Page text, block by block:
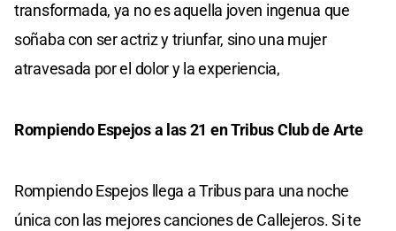
transformada, ya no es aquella joven ingenua que
soñaba con ser actriz y triunfar, sino una mujer
atravesada por el dolor y la experiencia,
Rompiendo Espejos a las 21 en Tribus Club de Arte
Rompiendo Espejos llega a Tribus para una noche
única con las mejores canciones de Callejeros. Si te